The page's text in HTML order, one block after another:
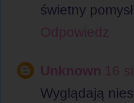
świetny
Odpowiedz
Unknown 16
Wyglądają